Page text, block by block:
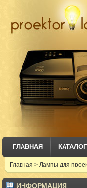
ГЛАВНАЯ КАТАЛОГ
Главная > Лампы для
ИНФОРМАЦИЯ